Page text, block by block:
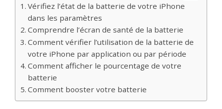
Vérifiez l’état de la batterie de votre iPhone
dans les paramètres
Comprendre l’écran de santé de la batterie
Comment vérifier l’utilisation de la batterie de
votre iPhone par application ou par période
Comment afficher le pourcentage de votre
batterie
Comment booster votre batterie